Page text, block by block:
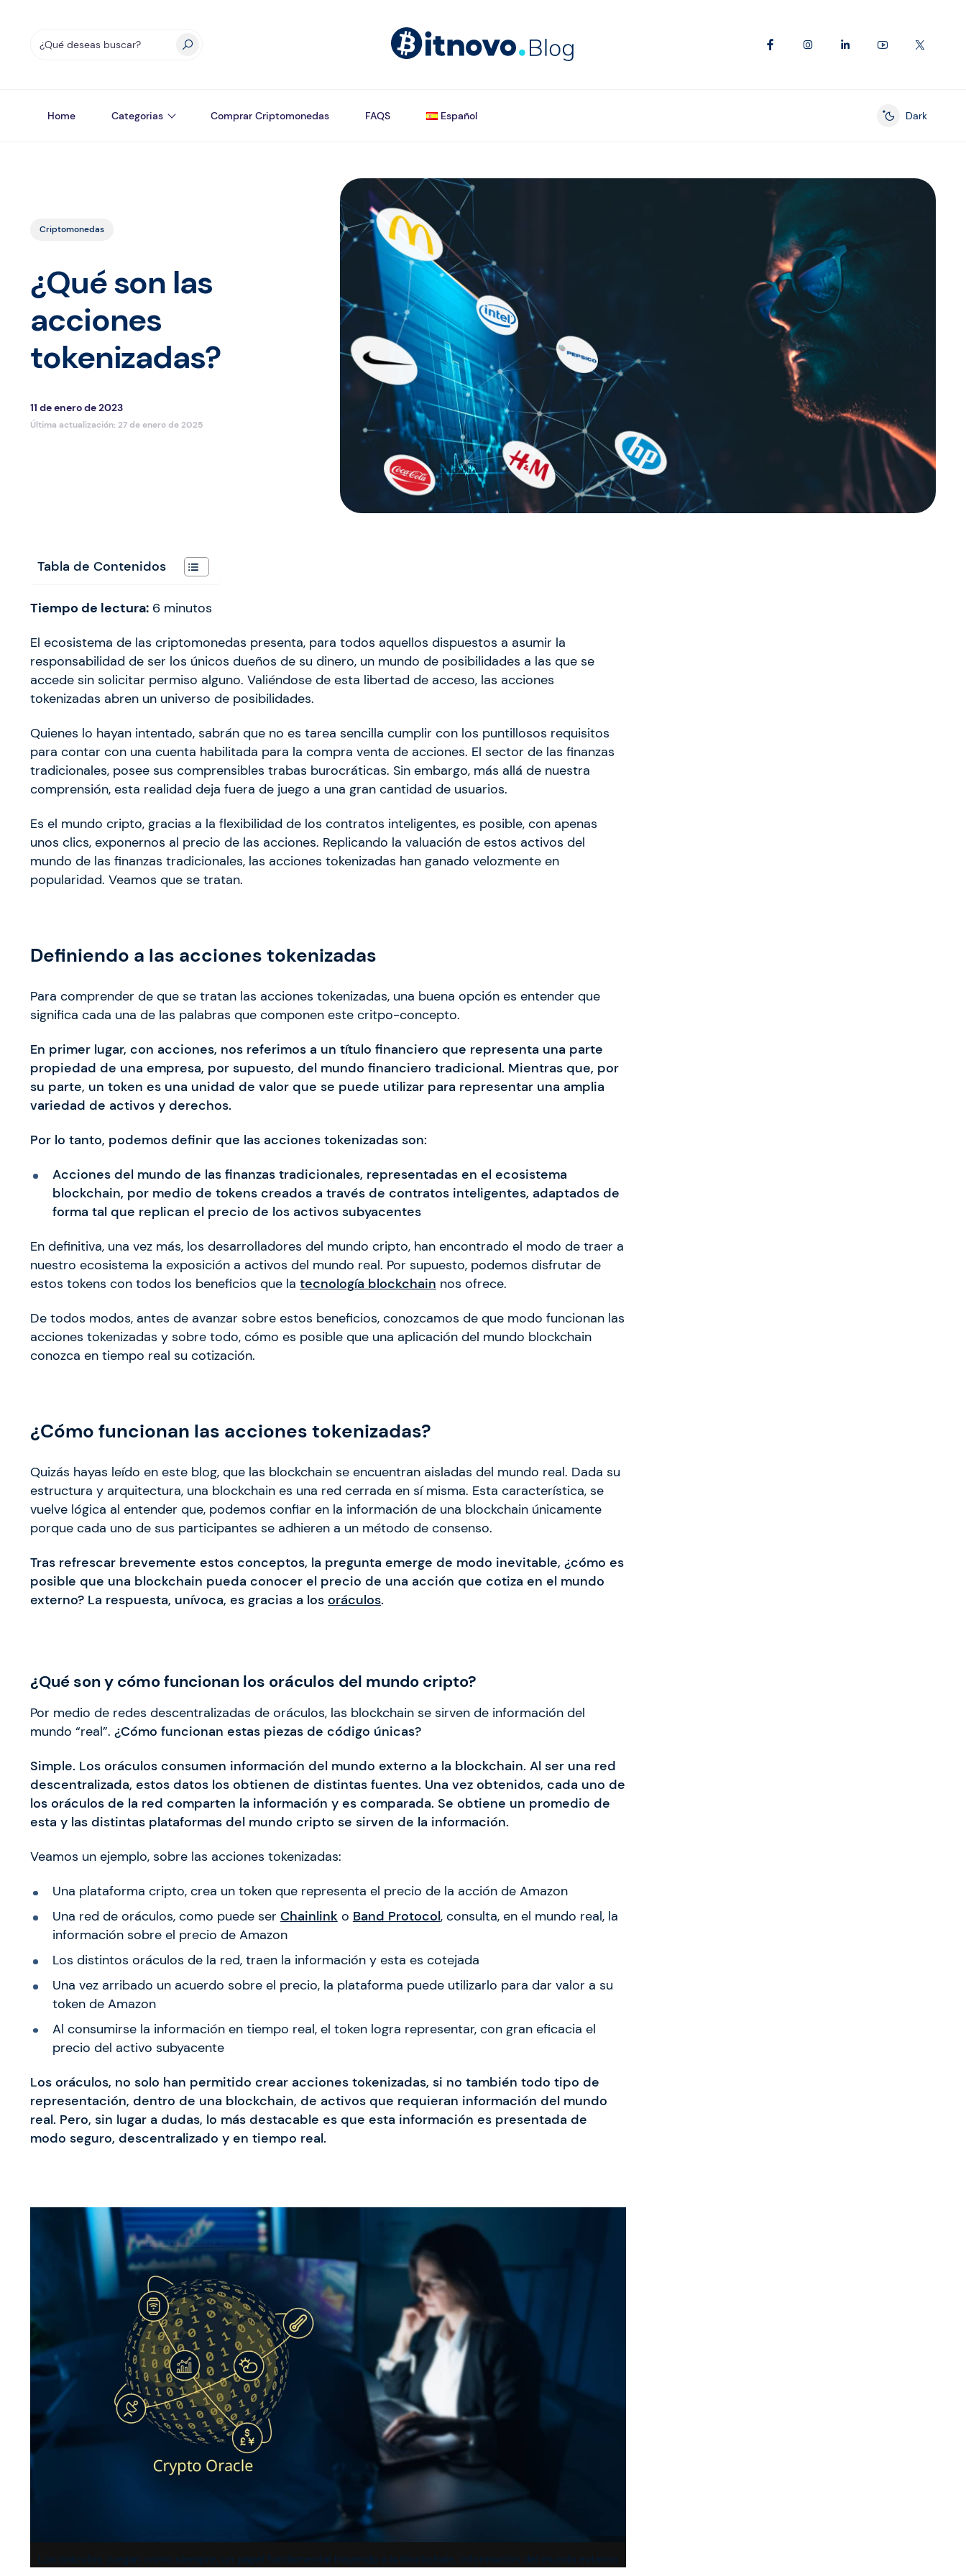
Home Categorias Comprar Criptomonedas FAQS Español
Enable dark
Dark
Criptomonedas
¿Qué son las
acciones
tokenizadas?
11 de enero de 2023
Última actualización: 27 de enero de 2025
Tabla de Contenidos
Tiempo de lectura: 6 minutos
El ecosistema de las criptomonedas presenta, para todos aquellos dispuestos a asumir la
responsabilidad de ser los únicos dueños de su dinero, un mundo de posibilidades a las que se
accede sin solicitar permiso alguno. Valiéndose de esta libertad de acceso, las acciones
tokenizadas abren un universo de posibilidades.
Quienes lo hayan intentado, sabrán que no es tarea sencilla cumplir con los puntillosos requisitos
para contar con una cuenta habilitada para la compra venta de acciones. El sector de las finanzas
tradicionales, posee sus comprensibles trabas burocráticas. Sin embargo, más allá de nuestra
comprensión, esta realidad deja fuera de juego a una gran cantidad de usuarios.
Es el mundo cripto, gracias a la flexibilidad de los contratos inteligentes, es posible, con apenas
unos clics, exponernos al precio de las acciones. Replicando la valuación de estos activos del
mundo de las finanzas tradicionales, las acciones tokenizadas han ganado velozmente en
popularidad. Veamos que se tratan.
Definiendo a las acciones tokenizadas
Para comprender de que se tratan las acciones tokenizadas, una buena opción es entender que
significa cada una de las palabras que componen este critpo-concepto.
En primer lugar, con acciones, nos referimos a un título financiero que representa una parte
propiedad de una empresa, por supuesto, del mundo financiero tradicional. Mientras que, por
su parte, un token es una unidad de valor que se puede utilizar para representar una amplia
variedad de activos y derechos.
Por lo tanto, podemos definir que las acciones tokenizadas son:
Acciones del mundo de las finanzas tradicionales, representadas en el ecosistema
blockchain, por medio de tokens creados a través de contratos inteligentes, adaptados de
forma tal que replican el precio de los activos subyacentes
En definitiva, una vez más, los desarrolladores del mundo cripto, han encontrado el modo de traer a
nuestro ecosistema la exposición a activos del mundo real. Por supuesto, podemos disfrutar de
estos tokens con todos los beneficios que la tecnología blockchain nos ofrece.
De todos modos, antes de avanzar sobre estos beneficios, conozcamos de que modo funcionan las
acciones tokenizadas y sobre todo, cómo es posible que una aplicación del mundo blockchain
conozca en tiempo real su cotización.
¿Cómo funcionan las acciones tokenizadas?
Quizás hayas leído en este blog, que las blockchain se encuentran aisladas del mundo real. Dada su
estructura y arquitectura, una blockchain es una red cerrada en sí misma. Esta característica, se
vuelve lógica al entender que, podemos confiar en la información de una blockchain únicamente
porque cada uno de sus participantes se adhieren a un método de consenso.
Tras refrescar brevemente estos conceptos, la pregunta emerge de modo inevitable, ¿cómo es
posible que una blockchain pueda conocer el precio de una acción que cotiza en el mundo
externo? La respuesta, unívoca, es gracias a los oráculos.
¿Qué son y cómo funcionan los oráculos del mundo cripto?
Por medio de redes descentralizadas de oráculos, las blockchain se sirven de información del
mundo “real”. ¿Cómo funcionan estas piezas de código únicas?
Simple. Los oráculos consumen información del mundo externo a la blockchain. Al ser una red
descentralizada, estos datos los obtienen de distintas fuentes. Una vez obtenidos, cada uno de
los oráculos de la red comparten la información y es comparada. Se obtiene un promedio de
esta y las distintas plataformas del mundo cripto se sirven de la información.
Veamos un ejemplo, sobre las acciones tokenizadas:
Una plataforma cripto, crea un token que representa el precio de la acción de Amazon
Una red de oráculos, como puede ser Chainlink o Band Protocol, consulta, en el mundo real, la
información sobre el precio de Amazon
Los distintos oráculos de la red, traen la información y esta es cotejada
Una vez arribado un acuerdo sobre el precio, la plataforma puede utilizarlo para dar valor a su
token de Amazon
Al consumirse la información en tiempo real, el token logra representar, con gran eficacia el
precio del activo subyacente
Los oráculos, no solo han permitido crear acciones tokenizadas, si no también todo tipo de
representación, dentro de una blockchain, de activos que requieran información del mundo
real. Pero, sin lugar a dudas, lo más destacable es que esta información es presentada de
modo seguro, descentralizado y en tiempo real.
Los oráculos, juegan como siempre, un papel fundamental trayendo a la blockchain, información del mundo externo